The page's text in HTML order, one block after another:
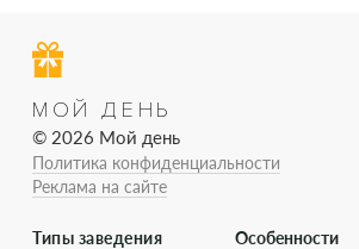
МОЙ ДЕНЬ
© 2026 Мой день
Политика конфиденциальности
Реклама на сайте
Типы заведения Особенности